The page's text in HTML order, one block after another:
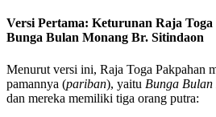
Versi Pertama: Keturunan Raja Toga
Bunga Bulan Monang Br. Sitindaon
Menurut versi ini, Raja Toga Pakpahan
pamannya (pariban), yaitu Bunga
dan mereka memiliki tiga orang putra: